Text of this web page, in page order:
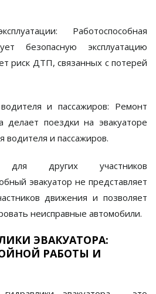
Работоспособная
безопасную эксплуатацию
риск ДТП, связанных с потерей
и пассажиров: Ремонт
делает поездки на эвакуаторе
водителя и пассажиров.
для других участников
эвакуатор не представляет
движения и позволяет
неисправные автомобили.
ЭВАКУАТОРА:
РАБОТЫ И